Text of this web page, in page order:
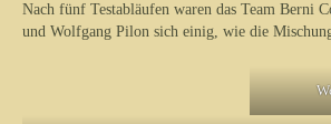
Nach fünf Testabläufen waren das Team Berni
und Wolfgang Pilon sich einig, wie die